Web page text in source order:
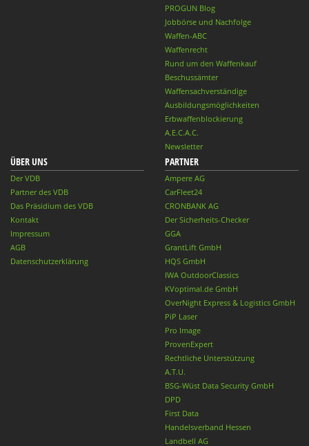
PROGUN Blog
Jobbörse und Nachfolge
Waffen-ABC
Waffenrecht
Rund um den Waffenkauf
Beschussämter
Waffensachverständige
Ausbildungsmöglichkeiten
Erbwaffenblockierung
A.E.C.A.C.
Newsletter
ÜBER UNS
Der VDB
Partner des VDB
Das Präsidium des VDB
Kontakt
Impressum
AGB
Datenschutzerklärung
PARTNER
Ampere AG
CarFleet24
CRONBANK AG
Der Sicherheits-Checker
GGA
GrantLift GmbH
HQS GmbH
IWA OutdoorClassics
KVoptimal.de GmbH
OverNight Express & Logistics GmbH
PiP Laser
Pro Image
ProvenExpert
Rechtliche Unterstützung
A.T.U.
BSG-Wüst Data Security GmbH
DPD
First Data
Handelsverband Hessen
Landbell AG